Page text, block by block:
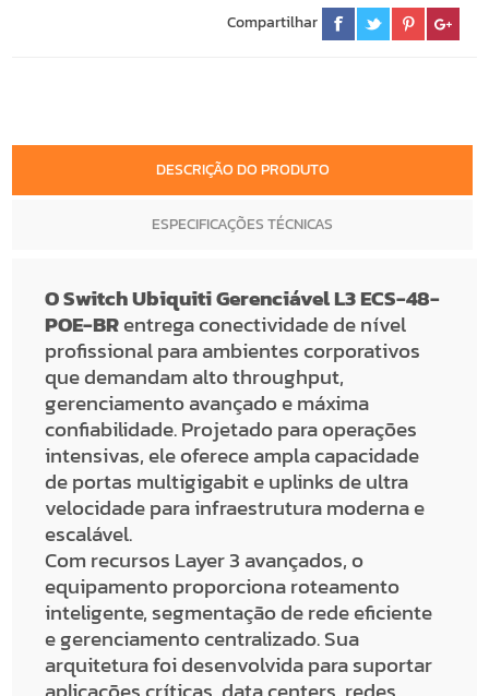
Compartilhar
DESCRIÇÃO DO PRODUTO
ESPECIFICAÇÕES TÉCNICAS
O Switch Ubiquiti Gerenciável L3 ECS-48-
POE-BRentrega conectividade de nível
profissional para ambientes corporativos
que demandam alto throughput,
gerenciamento avançado e máxima
confiabilidade. Projetado para operações
intensivas, ele oferece ampla capacidade
de portas multigigabit e uplinks de ultra
velocidade para infraestrutura moderna e
escalável.
Com recursos Layer 3 avançados, o
equipamento proporciona roteamento
inteligente, segmentação de rede eficiente
e gerenciamento centralizado. Sua
arquitetura foi desenvolvida para suportar